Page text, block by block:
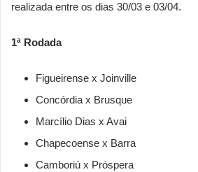
realizada entre os dias 30/03 e 03/04.
1ª Rodada
Figueirense x Joinville
Concórdia x Brusque
Marcílio Dias x Avai
Chapecoense x Barra
Camboriú x Próspera